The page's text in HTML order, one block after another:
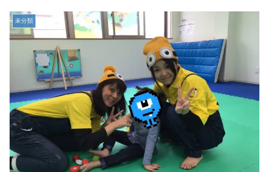
未分類